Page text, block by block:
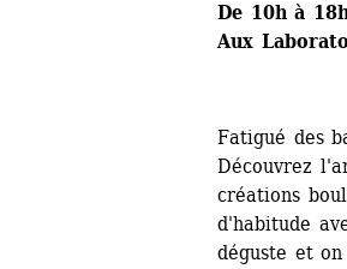
De 10h à
Aux
Fatigué des
Découvrez
créations
d'habitude
déguste et